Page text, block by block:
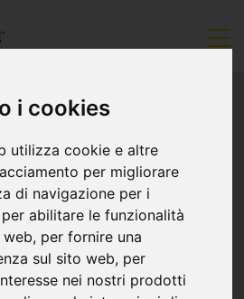
i cookies
utilizza cookie e altre
per migliorare
di navigazione per i
per abilitare le funzionalità
, per fornire una
sul sito web, per
nei nostri prodotti